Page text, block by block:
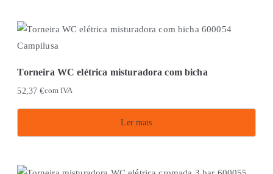
Torneira WC elétrica misturadora com bicha
52,37€com IVA
Ler mais